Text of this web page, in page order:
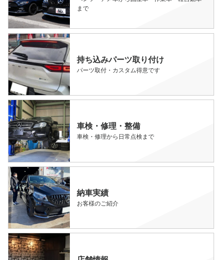
まで
持ち込みパーツ取り付け
パーツ取付・カスタム得意です
車検・修理・整備
車検・修理から日常点検まで
納車実績
お客様のご紹介